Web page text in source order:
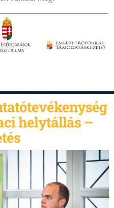
helytállás –